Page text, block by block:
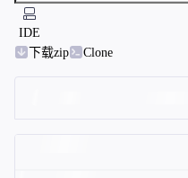
IDE
下载zip
Clone